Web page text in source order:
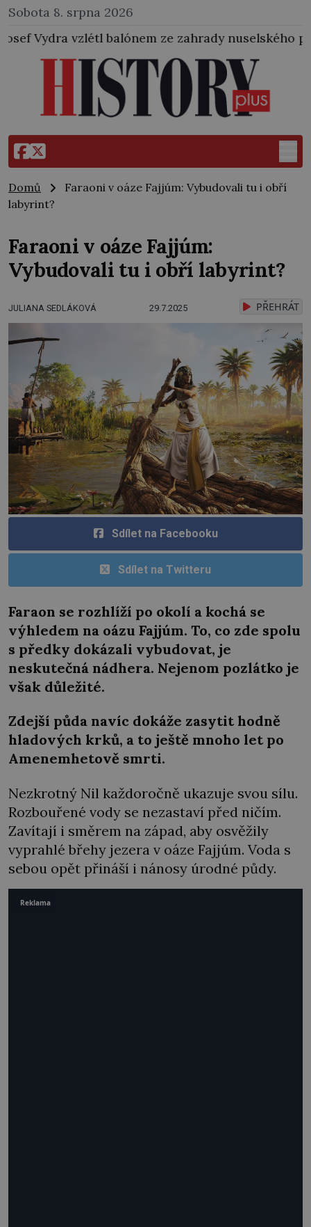
Sobota 8. srpna 2026
ze zahrady nuselského pivovaru a stal se tak
Domů
Faraoni v oáze Fajjúm: Vybudovali tu i obří
labyrint?
Faraoni v oáze Fajjúm:
Vybudovali tu i obří labyrint?
JULIANA SEDLÁKOVÁ 29.7.2025 PŘEHRÁT
Sdílet na Facebooku
Sdílet na Twitteru
Faraon se rozhlíží po okolí a kochá se
výhledem na oázu Fajjúm. To, co zde spolu
s předky dokázali vybudovat, je
neskutečná nádhera. Nejenom pozlátko je
však důležité.
Zdejší půda navíc dokáže zasytit hodně
hladových krků, a to ještě mnoho let po
Amenemhetově smrti.
Nezkrotný Nil každoročně ukazuje svou sílu.
Rozbouřené vody se nezastaví před ničím.
Zavítají i směrem na západ, aby osvěžily
vyprahlé břehy jezera v oáze Fajjúm. Voda s
sebou opět přináší i nánosy úrodné půdy.
Reklama